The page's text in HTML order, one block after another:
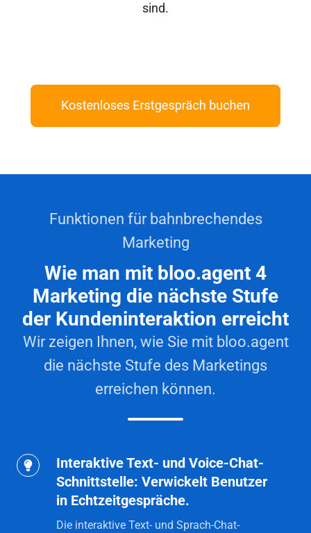
sind.
Funktionen für bahnbrechendes
Marketing
Wie man mit bloo.agent 4
Marketing die nächste Stufe
der Kundeninteraktion erreicht
Wir zeigen Ihnen, wie Sie mit bloo.agent
die nächste Stufe des Marketings
erreichen können.
Interaktive Text- und Voice-Chat-
Schnittstelle: Verwickelt Benutzer
in Echtzeitgespräche.
Die interaktive Text- und Sprach-Chat-
Interaktive